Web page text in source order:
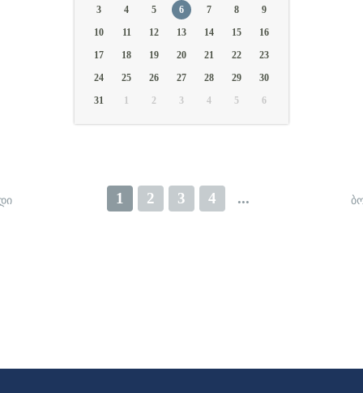
3 4 5 6 7 8
9
10
11 12 13 14 15
16
17
18 19 20 21 22
23
24
25 26 27 28 29
30
31
1 2 3 4 5 6
1 2 3 4 ...